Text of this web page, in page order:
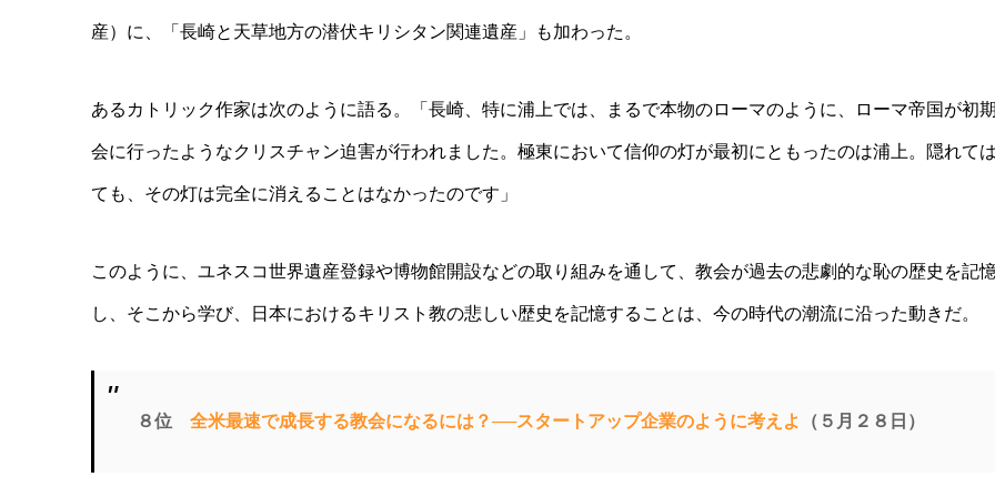
産）に、「長崎と天草地方の潜伏キリシタン関連遺産」も加わった。
あるカトリック作家は次のように語る。「長崎、特に浦上では、まるで本物のローマのように、ローマ帝国が初
会に行ったようなクリスチャン迫害が行われました。極東において信仰の灯が最初にともったのは浦上。隠れて
ても、その灯は完全に消えることはなかったのです」
このように、ユネスコ世界遺産登録や博物館開設などの取り組みを通して、教会が過去の悲劇的な恥の歴史を記
し、そこから学び、日本におけるキリスト教の悲しい歴史を記憶することは、今の時代の潮流に沿った動きだ。
８位全米最速で成長する教会になるには？──スタートアップ企業のように考えよ （５月２８日）